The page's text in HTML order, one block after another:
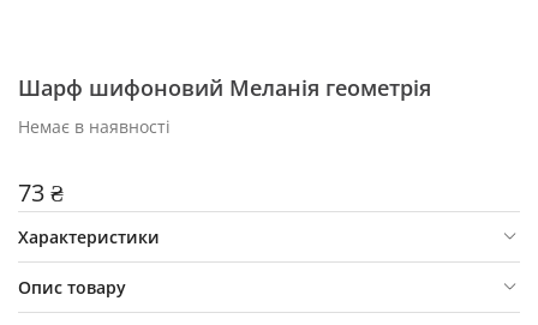
Шарф шифоновий Меланія геометрія
Немає в наявності
73 ₴
Характеристики
Опис товару